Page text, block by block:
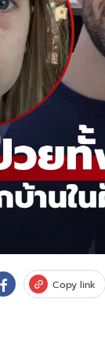
ติดตามสนุ
จอร์ (ประเทศไทย) จำกัด
Copy link